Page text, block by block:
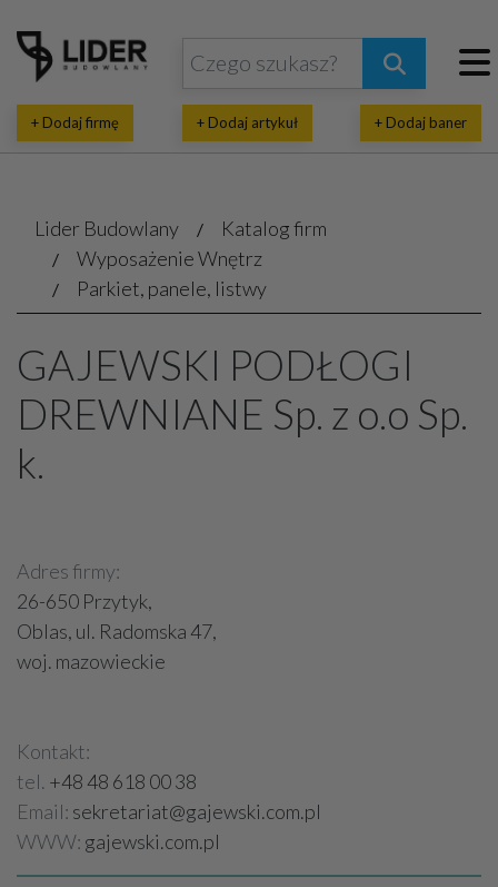
+ Dodaj firmę + Dodaj artykuł + Dodaj baner
Lider Budowlany
Katalog firm
Wyposażenie Wnętrz
Parkiet, panele, listwy
GAJEWSKI PODŁOGI
DREWNIANE Sp. z o.o Sp.
k.
Adres firmy:
26-650 Przytyk,
Oblas, ul. Radomska 47,
woj. mazowieckie
Kontakt:
tel. +48 48 618 00 38
Email: sekretariat@gajewski.com.pl
WWW: gajewski.com.pl